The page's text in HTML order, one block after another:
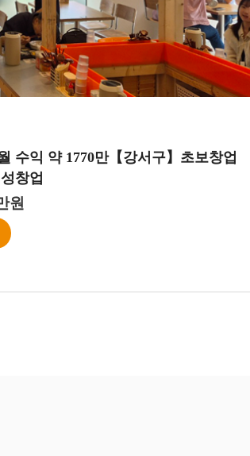
▶성남시 우지커피
▣경기 고양,